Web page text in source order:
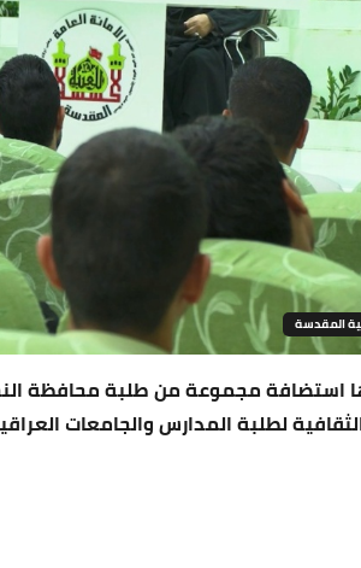
المقدسة
استضافة مجموعة من طلبة محافظة
لطلبة المدارس والجامعات